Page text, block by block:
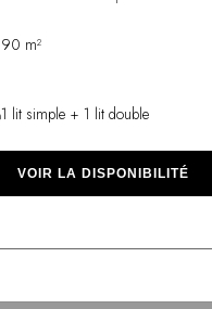
90 m²
1 lit simple + 1 lit double
VOIR LA DISPONIBILITÉ